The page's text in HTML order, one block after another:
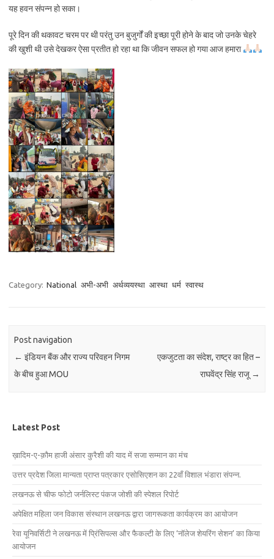
यह हवन संपन्न हो सका।
पूरे दिन की थकावट चरम पर थी परंतु उन बुजुर्गों की इच्छा पूरी होने के बाद जो उनके चेहरे
की खुशी थी उसे देखकर ऐसा प्रतीत हो रहा था कि जीवन सफल हो गया आज हमारा
Category: National अभी-अभी अर्थव्ययस्था आस्था धर्म स्वास्थ
Post navigation
← इंडियन बैंक और राज्य परिवहन निगम
के बीच हुआ MOU
एकजुटता का संदेश, राष्ट्र का हित –
राघवेंद्र सिंह राजू →
Latest Post
ख़ादिम-ए-क़ौम हाजी अंसार कुरैशी की याद में सजा सम्मान का मंच
उत्तर प्रदेश जिला मान्यता प्राप्त पत्रकार एसोसिएशन का 22वाँ विशाल भंडारा संपन्न.
लखनऊ से चीफ फोटो जर्नलिस्ट पंकज जोशी की स्पेशल रिपोर्ट
अपेक्षित महिला जन विकास संस्थान लखनऊ द्वारा जागरूकता कार्यक्रम का आयोजन
रेवा यूनिवर्सिटी ने लखनऊ में प्रिंसिपल्स और फैकल्टी के लिए ‘नॉलेज शेयरिंग सेशन’ का किया
आयोजन